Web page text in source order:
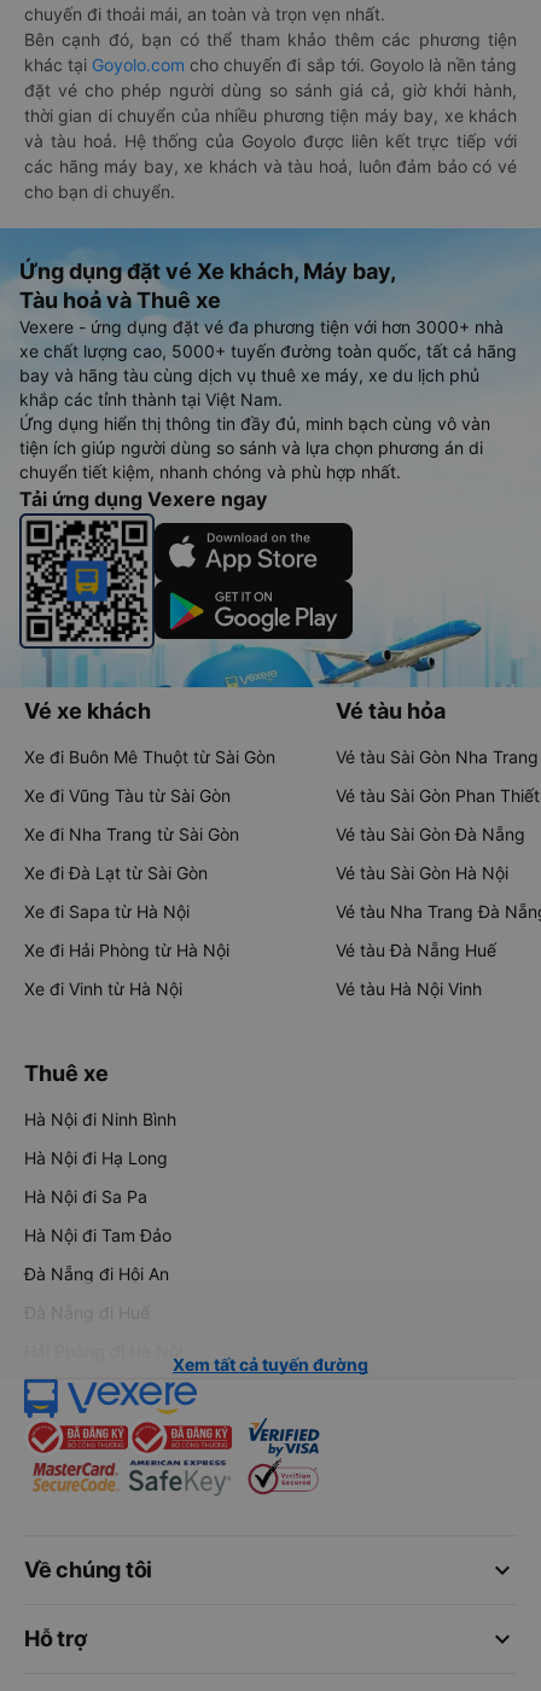
chuyến đi thoải mái, an toàn và trọn vẹn nhất.
Bên cạnh đó, bạn có thể tham khảo thêm các phương tiện
khác tại Goyolo.com cho chuyến đi sắp tới. Goyolo là nền tảng
đặt vé cho phép người dùng so sánh giá cả, giờ khởi hành,
thời gian di chuyển của nhiều phương tiện máy bay, xe khách
và tàu hoả. Hệ thống của Goyolo được liên kết trực tiếp với
các hãng máy bay, xe khách và tàu hoả, luôn đảm bảo có vé
cho bạn di chuyển.
Ứng dụng đặt vé Xe khách, Máy bay,
Tàu hoả và Thuê xe
Vexere - ứng dụng đặt vé đa phương tiện với hơn 3000+ nhà
xe chất lượng cao, 5000+ tuyến đường toàn quốc, tất cả hãng
bay và hãng tàu cùng dịch vụ thuê xe máy, xe du lịch phủ
khắp các tỉnh thành tại Việt Nam.
Ứng dụng hiển thị thông tin đầy đủ, minh bạch cùng vô vàn
tiện ích giúp người dùng so sánh và lựa chọn phương án di
chuyển tiết kiệm, nhanh chóng và phù hợp nhất.
Tải ứng dụng Vexere ngay
Vé xe khách
Xe đi Buôn Mê Thuột từ Sài Gòn
Xe đi Vũng Tàu từ Sài Gòn
Xe đi Nha Trang từ Sài Gòn
Xe đi Đà Lạt từ Sài Gòn
Xe đi Sapa từ Hà Nội
Xe đi Hải Phòng từ Hà Nội
Xe đi Vinh từ Hà Nội
Vé tàu hỏa
Vé tàu Sài Gòn Nha Trang
Vé tàu Sài Gòn Phan Thiết
Vé tàu Sài Gòn Đà Nẵng
Vé tàu Sài Gòn Hà Nội
Vé tàu Nha Trang Đà
Vé tàu Đà Nẵng Huế
Vé tàu Hà Nội Vinh
Thuê xe
Hà Nội đi Ninh Bình
Hà Nội đi Hạ Long
Hà Nội đi Sa Pa
Hà Nội đi Tam Đảo
Đà Nẵng đi Hội An
Đà Nẵng đi Huế
Xem tất cả tuyến đường
keyboard_arrow_down
Về chúng tôi
keyboard_arrow_down
Hỗ trợ